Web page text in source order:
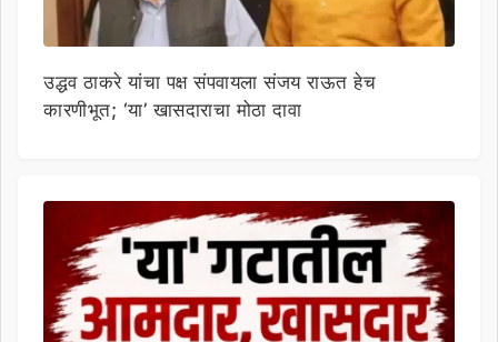
उद्धव ठाकरे यांचा पक्ष संपवायला संजय राऊत हेच
कारणीभूत; ‘या’ खासदाराचा मोठा दावा